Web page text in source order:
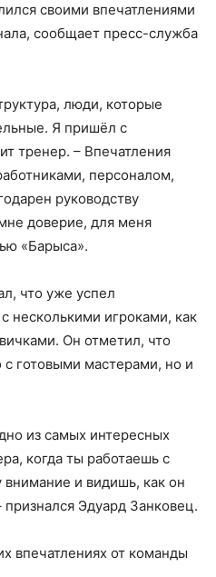
своими впечатлениями
сообщает пресс-служба
люди, которые
Я пришёл с
тренер. – Впечатления
персоналом,
руководству
доверие, для меня
«Барыса».
что уже успел
несколькими игроками, как
Он отметил, что
с готовыми мастерами, но и
из самых интересных
когда ты работаешь с
и видишь, как он
признался Эдуард Занковец.
впечатлениях от команды